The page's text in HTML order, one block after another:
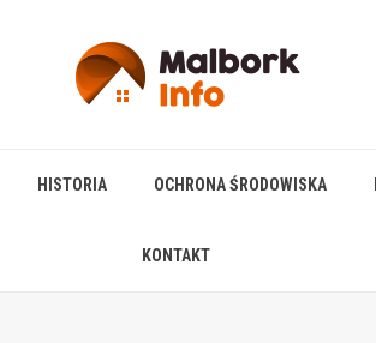
HISTORIA OCHRONA ŚRODOWISKA
KONTAKT